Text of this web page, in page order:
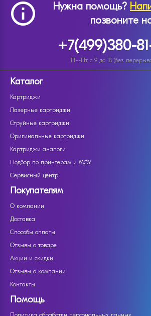
Нужна помощь?
позвоните
+7(499)380-
Пн-Пт с 9 до 18 (без
Каталог
Картриджи
Лазерные картриджи
Струйные картриджи
Оригинальные картриджи
Картриджи аналоги
Подбор по принтерам и МФУ
Сервисный центр
Покупателям
О компании
Доставка
Способы оплаты
Отзывы о товаре
Акции и скидки
Отзывы о компании
Контакты
Помощь